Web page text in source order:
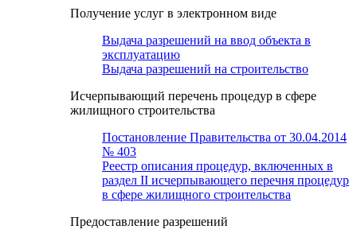
Получение услуг в электронном виде
Выдача разрешений на ввод объекта в
эксплуатацию
Выдача разрешений на строительство
Исчерпывающий перечень процедур в сфере
жилищного строительства
Постановление Правительства от 30.04.2014
№ 403
Реестр описания процедур, включенных в
раздел II исчерпывающего перечня процедур
в сфере жилищного строительства
Предоставление разрешений